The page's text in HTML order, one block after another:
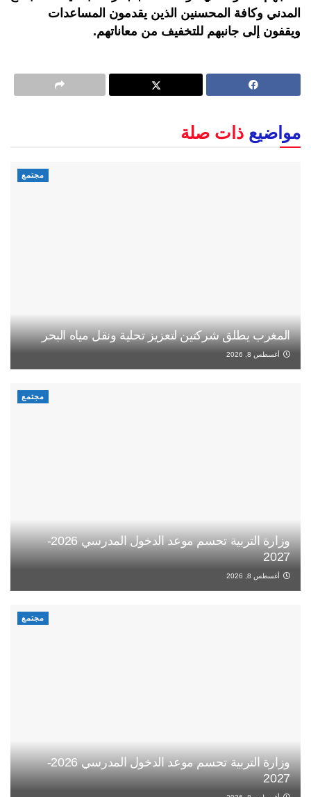
المدني وكافة المحسنين الذين يقدمون المساعدات
ويقفون إلى جانبهم للتخفيف من معاناتهم.
مواضيع ذات صلة
مجتمع
المغرب يطلق شركتين لتعزيز تحلية ونقل مياه البحر
أغسطس 8, 2026
مجتمع
وزارة التربية تحسم موعد الدخول المدرسي 2026-
2027
أغسطس 8, 2026
مجتمع
وزارة التربية تحسم موعد الدخول المدرسي 2026-
2027